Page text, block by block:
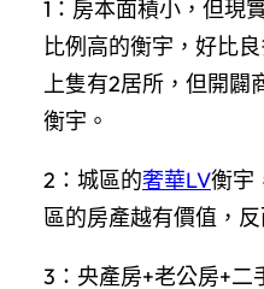
1：房本面積小，但現
比例高的衡宇，好比
上隻有2居所，但開闢
衡宇。
2：城區的奢華LV衡宇
區的房產越有價值，
3：央產房+老公房+二